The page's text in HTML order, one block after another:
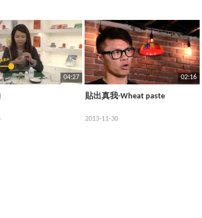
04:27 02:16
貼出真我-Wheat paste
2013-11-30